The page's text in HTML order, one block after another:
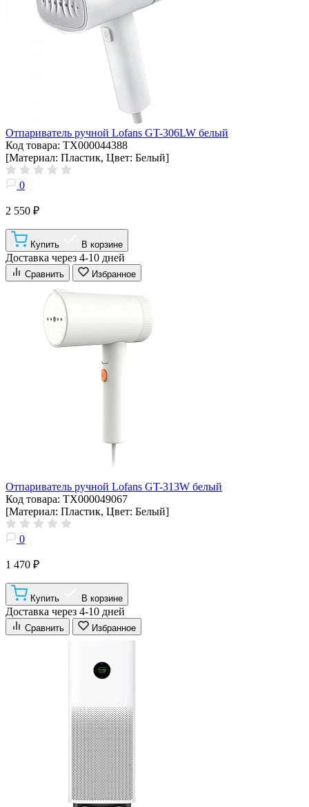
Отпариватель ручной Lofans GT-306LW белый
Код товара: ТХ000044388
[Материал: Пластик, Цвет: Белый]
0
2 550 ₽
Купить В корзине
Доставка через 4-10 дней
Сравнить Избранное
Отпариватель ручной Lofans GT-313W белый
Код товара: ТХ000049067
[Материал: Пластик, Цвет: Белый]
0
1 470 ₽
Купить В корзине
Доставка через 4-10 дней
Сравнить Избранное